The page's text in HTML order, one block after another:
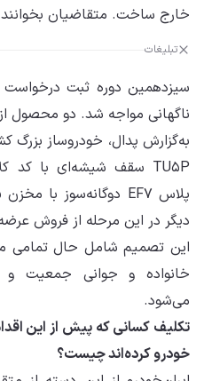
خارج ساخت. متقاضیان
تبلیغات
سیزدهمین دوره ثبت درخواست
ناگهانی مواجه شد. دو محصول
دیگر در این مرحله از فروش
این تصمیم شامل حال تمامی
خانواده و جوانی جمعیت و
می‌شود.
تکلیف کسانی که پیش از این
خودرو کرده‌اند چیست؟